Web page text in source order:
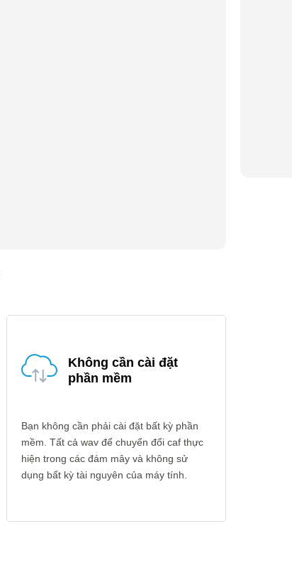
Không cần cài đặt
phần mềm
Bạn không cần phải cài đặt bất kỳ phần
mềm. Tất cả wav để chuyển đổi caf thực
hiện trong các đám mây và không sử
dụng bất kỳ tài nguyên của máy tính.